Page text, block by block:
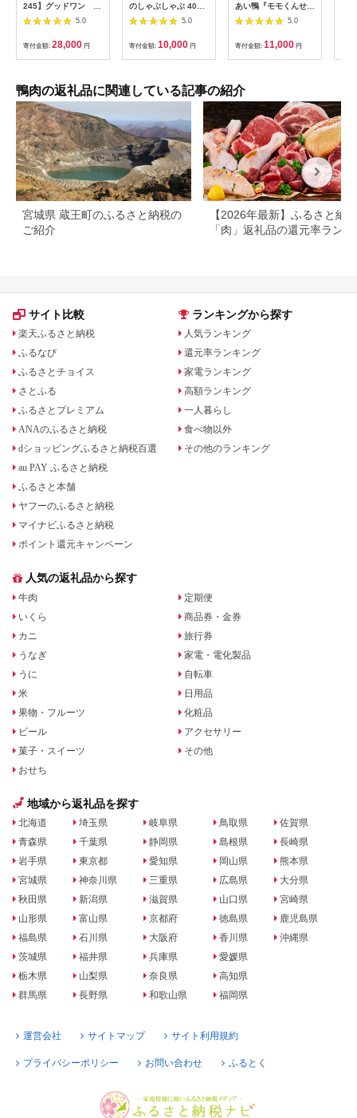
245】グッドワン 近
江鴨 しゃぶしゃぶ用
（4～6人前）【高島
屋選定品】
5.0
寄付金額: 28,000 円
のしゃぶしゃぶ 400g
あいち鴨肉 堪能 スラ
イス肉 かも ご当地 国
産 鴨 合鴨 鍋料理 鍋
もつ鍋 牛もつ を取り
扱う 人気 鳥市精肉店
5.0
寄付金額: 10,000 円
あい鴨『モモくんせい
2個セット』
5.0
寄付金額: 11,000 円
鴨肉の返礼品に関連している記事の紹介
宮城県 蔵王町のふるさと納税の
ご紹介
【2026年最新】ふるさと納税
「肉」返礼品の還元率ラン
サイト比較
楽天ふるさと納税
ふるなび
ふるさとチョイス
さとふる
ふるさとプレミアム
ANAのふるさと納税
dショッピングふるさと納税百選
au PAY ふるさと納税
ふるさと本舗
ヤフーのふるさと納税
マイナビふるさと納税
ポイント還元キャンペーン
ランキングから探す
人気ランキング
還元率ランキング
家電ランキング
高額ランキング
一人暮らし
食べ物以外
その他のランキング
人気の返礼品から探す
牛肉
いくら
カニ
うなぎ
うに
米
果物・フルーツ
ビール
菓子・スイーツ
おせち
定期便
商品券・金券
旅行券
家電・電化製品
自転車
日用品
化粧品
アクセサリー
その他
地域から返礼品を探す
北海道
青森県
岩手県
宮城県
秋田県
山形県
福島県
茨城県
栃木県
群馬県
埼玉県
千葉県
東京都
神奈川県
新潟県
富山県
石川県
福井県
山梨県
長野県
岐阜県
静岡県
愛知県
三重県
滋賀県
京都府
大阪府
兵庫県
奈良県
和歌山県
鳥取県
島根県
岡山県
広島県
山口県
徳島県
香川県
愛媛県
高知県
福岡県
佐賀県
長崎県
熊本県
大分県
宮崎県
鹿児島県
沖縄県
運営会社 サイトマップ サイト利用規約
プライバシーポリシー お問い合わせ ふるとく